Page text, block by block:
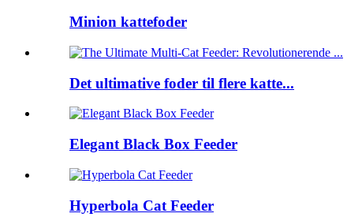
Minion kattefoder
Det ultimative foder til flere katte...
Elegant Black Box Feeder
Hyperbola Cat Feeder